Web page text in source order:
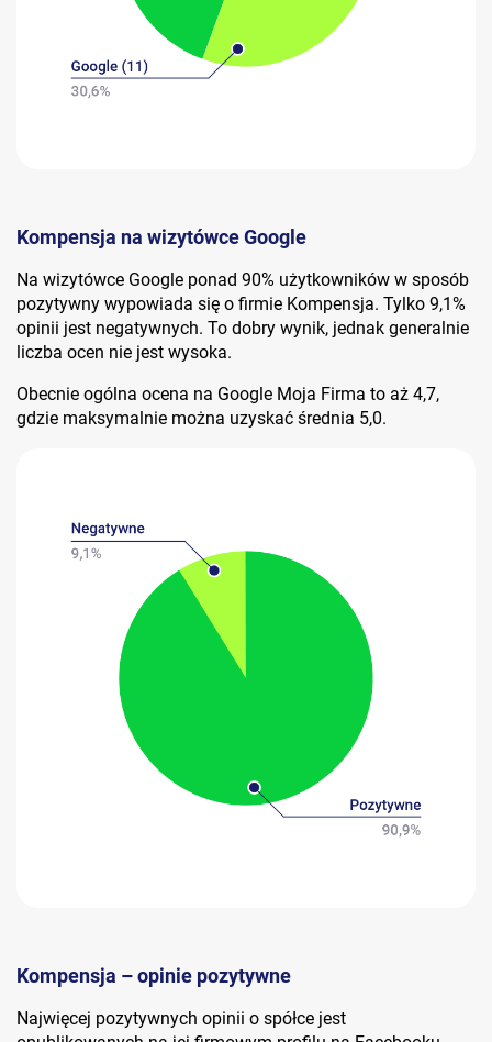
Kompensja na wizytówce Google
Na wizytówce Google ponad 90% użytkowników w sposób
pozytywny wypowiada się o firmie Kompensja. Tylko 9,1%
opinii jest negatywnych. To dobry wynik, jednak generalnie
liczba ocen nie jest wysoka.
Obecnie ogólna ocena na Google Moja Firma to aż 4,7,
gdzie maksymalnie można uzyskać średnia 5,0.
Kompensja – opinie pozytywne
Najwięcej pozytywnych opinii o spółce jest